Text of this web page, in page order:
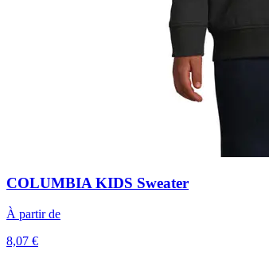
COLUMBIA KIDS Sweater
À partir de
8,07 €